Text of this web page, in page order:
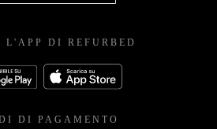
L'APP DI REFURBED
DI PAGAMENTO